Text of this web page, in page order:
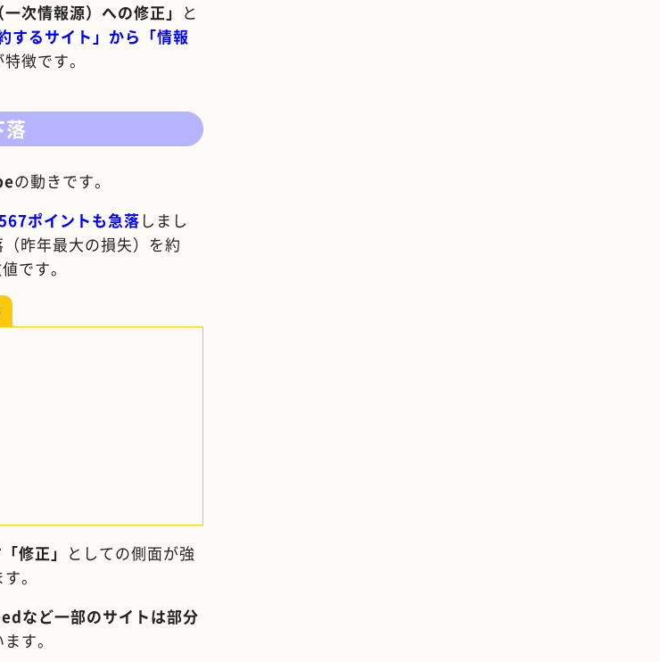
次情報源）への修正」 と
するサイト」から「情報
徴です。
の動きです。
ポイントも急落しまし
昨年最大の損失）を約
です。
修正」 としての側面が強
。
など一部のサイトは部分
す。